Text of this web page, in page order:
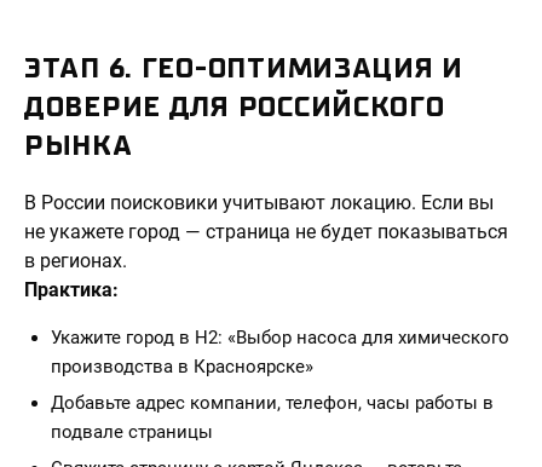
ЭТАП 6. ГЕО-ОПТИМИЗАЦИЯ И
ДОВЕРИЕ ДЛЯ РОССИЙСКОГО
РЫНКА
В России поисковики учитывают локацию. Если вы
не укажете город — страница не будет показываться
в регионах.
Практика:
Укажите город в H2: «Выбор насоса для химического
производства в Красноярске»
Добавьте адрес компании, телефон, часы работы в
подвале страницы